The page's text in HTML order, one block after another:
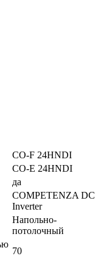
CO-F 24HNDI
CO-E 24HNDI
да
COMPETENZA DC
Inverter
Напольно-
потолочный
70